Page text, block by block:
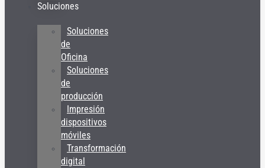
Soluciones
Soluciones
de
Oficina
Soluciones
de
producción
Impresión
dispositivos
móviles
Transformación
digital